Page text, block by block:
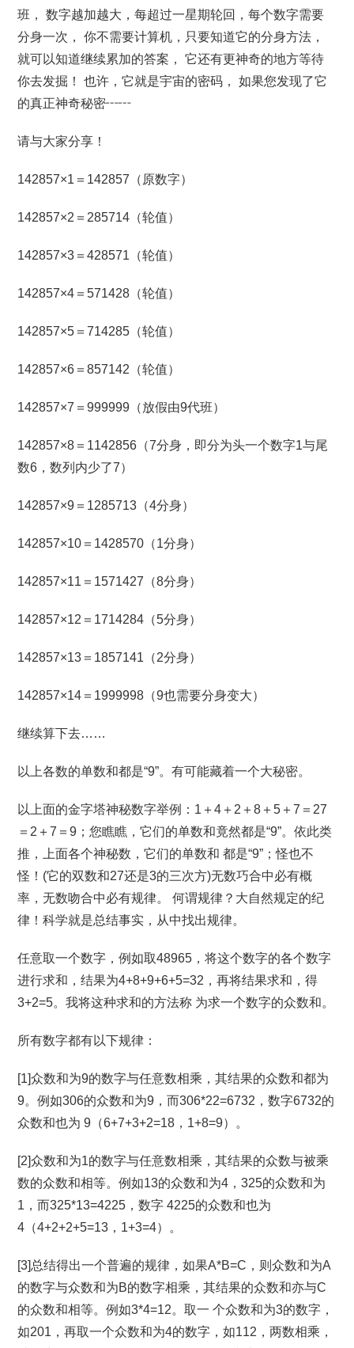
班， 数字越加越大，每超过一星期轮回，每个数字需要
分身一次， 你不需要计算机，只要知道它的分身方法，
就可以知道继续累加的答案， 它还有更神奇的地方等待
你去发掘！ 也许，它就是宇宙的密码， 如果您发现了它
的真正神奇秘密┅┅
请与大家分享！
142857×1＝142857（原数字）
142857×2＝285714（轮值）
142857×3＝428571（轮值）
142857×4＝571428（轮值）
142857×5＝714285（轮值）
142857×6＝857142（轮值）
142857×7＝999999（放假由9代班）
142857×8＝1142856（7分身，即分为头一个数字1与尾
数6，数列内少了7）
142857×9＝1285713（4分身）
142857×10＝1428570（1分身）
142857×11＝1571427（8分身）
142857×12＝1714284（5分身）
142857×13＝1857141（2分身）
142857×14＝1999998（9也需要分身变大）
继续算下去……
以上各数的单数和都是“9”。有可能藏着一个大秘密。
以上面的金字塔神秘数字举例：1＋4＋2＋8＋5＋7＝27
＝2＋7＝9；您瞧瞧，它们的单数和竟然都是“9”。依此类
推，上面各个神秘数，它们的单数和 都是“9”；怪也不
怪！(它的双数和27还是3的三次方)无数巧合中必有概
率，无数吻合中必有规律。 何谓规律？大自然规定的纪
律！科学就是总结事实，从中找出规律。
任意取一个数字，例如取48965，将这个数字的各个数字
进行求和，结果为4+8+9+6+5=32，再将结果求和，得
3+2=5。我将这种求和的方法称 为求一个数字的众数和。
所有数字都有以下规律：
[1]众数和为9的数字与任意数相乘，其结果的众数和都为
9。例如306的众数和为9，而306*22=6732，数字6732的
众数和也为 9（6+7+3+2=18，1+8=9）。
[2]众数和为1的数字与任意数相乘，其结果的众数与被乘
数的众数和相等。例如13的众数和为4，325的众数和为
1，而325*13=4225，数字 4225的众数和也为
4（4+2+2+5=13，1+3=4）。
[3]总结得出一个普遍的规律，如果A*B=C，则众数和为A
的数字与众数和为B的数字相乘，其结果的众数和亦与C
的众数和相等。例如3*4=12。取一 个众数和为3的数字，
如201，再取一个众数和为4的数字，如112，两数相乘，